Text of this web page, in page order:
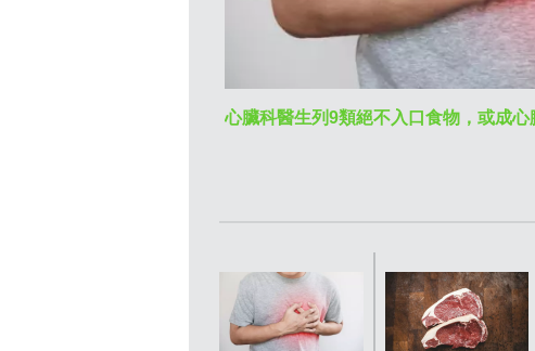
心臟科醫生列9類絕不入口食物，或成